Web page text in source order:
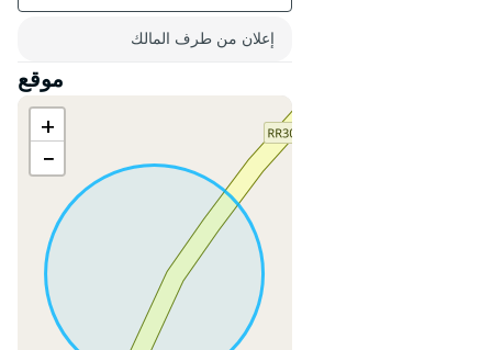
حديقة
اتجاه الغرف : غرب
المرآب
بدون مواجهة
إعلان من طرف المالك
موقع
+
−